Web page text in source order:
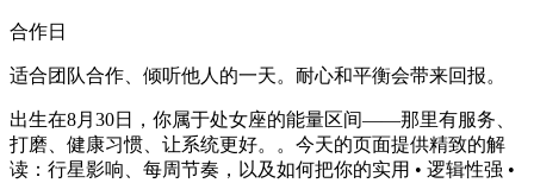
合作日
适合团队合作、倾听他人的一天。耐心和平衡会带来回报。
出生在8月30日，你属于处女座的能量区间——那里有服务、
打磨、健康习惯、让系统更好。。今天的页面提供精致的解
读：行星影响、每周节奏，以及如何把你的实用 • 逻辑性强 •